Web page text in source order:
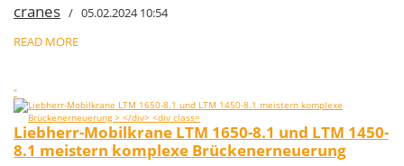
cranes / 05.02.2024 10:54
READ MORE
"
Liebherr-Mobilkrane LTM 1650-8.1 und LTM 1450-
8.1 meistern komplexe Brückenerneuerung